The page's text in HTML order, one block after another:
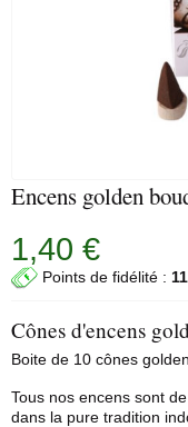
Encens golden
1,40 €
Points de fidélité :
Cônes d'encens
Boite de 10 cônes
Tous nos encens sont
dans la pure tradition